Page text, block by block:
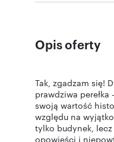
Opis oferty
Tak, zgadzam się!
prawdziwa
swoją wartość
względu na
tylko budynek,
opowieści i